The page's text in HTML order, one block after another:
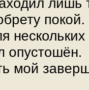
покой.
нескольких
опустошён.
мой